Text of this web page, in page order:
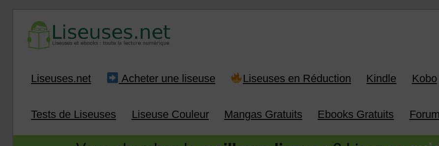
Infos sur les liseuses Kindle, Kobo, Vivlio, Pocketbook
Liseuses.net Acheter une liseuse Liseuses en Réduction Kindle Kobo
Tests de Liseuses Liseuse Couleur Mangas Gratuits Ebooks Gratuits Forum